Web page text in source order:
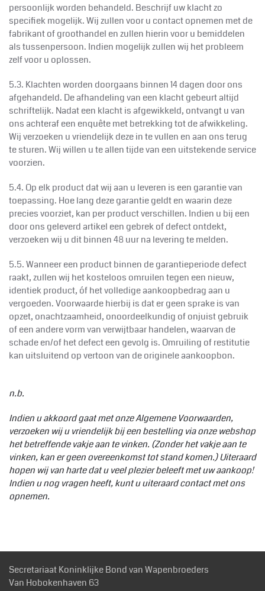
persoonlijk worden behandeld. Beschrijf uw klacht zo
specifiek mogelijk. Wij zullen voor u contact opnemen met de
fabrikant of groothandel en zullen hierin voor u bemiddelen
als tussenpersoon. Indien mogelijk zullen wij het probleem
zelf voor u oplossen.
5.3. Klachten worden doorgaans binnen 14 dagen door ons
afgehandeld. De afhandeling van een klacht gebeurt altijd
schriftelijk. Nadat een klacht is afgewikkeld, ontvangt u van
ons achteraf een enquête met betrekking tot de afwikkeling.
Wij verzoeken u vriendelijk deze in te vullen en aan ons terug
te sturen. Wij willen u te allen tijde van een uitstekende service
voorzien.
5.4. Op elk product dat wij aan u leveren is een garantie van
toepassing. Hoe lang deze garantie geldt en waarin deze
precies voorziet, kan per product verschillen. Indien u bij een
door ons geleverd artikel een gebrek of defect ontdekt,
verzoeken wij u dit binnen 48 uur na levering te melden.
5.5. Wanneer een product binnen de garantieperiode defect
raakt, zullen wij het kosteloos omruilen tegen een nieuw,
identiek product, óf het volledige aankoopbedrag aan u
vergoeden. Voorwaarde hierbij is dat er geen sprake is van
opzet, onachtzaamheid, onoordeelkundig of onjuist gebruik
of een andere vorm van verwijtbaar handelen, waarvan de
schade en/of het defect een gevolg is. Omruiling of restitutie
kan uitsluitend op vertoon van de originele aankoopbon.
n.b.
Indien u akkoord gaat met onze Algemene Voorwaarden,
verzoeken wij u vriendelijk bij een bestelling via onze webshop
het betreffende vakje aan te vinken. (Zonder het vakje aan te
vinken, kan er geen overeenkomst tot stand komen.) Uiteraard
hopen wij van harte dat u veel plezier beleeft met uw aankoop!
Indien u nog vragen heeft, kunt u uiteraard contact met ons
opnemen.
Secretariaat Koninklijke Bond van Wapenbroeders
Van Hobokenhaven 63